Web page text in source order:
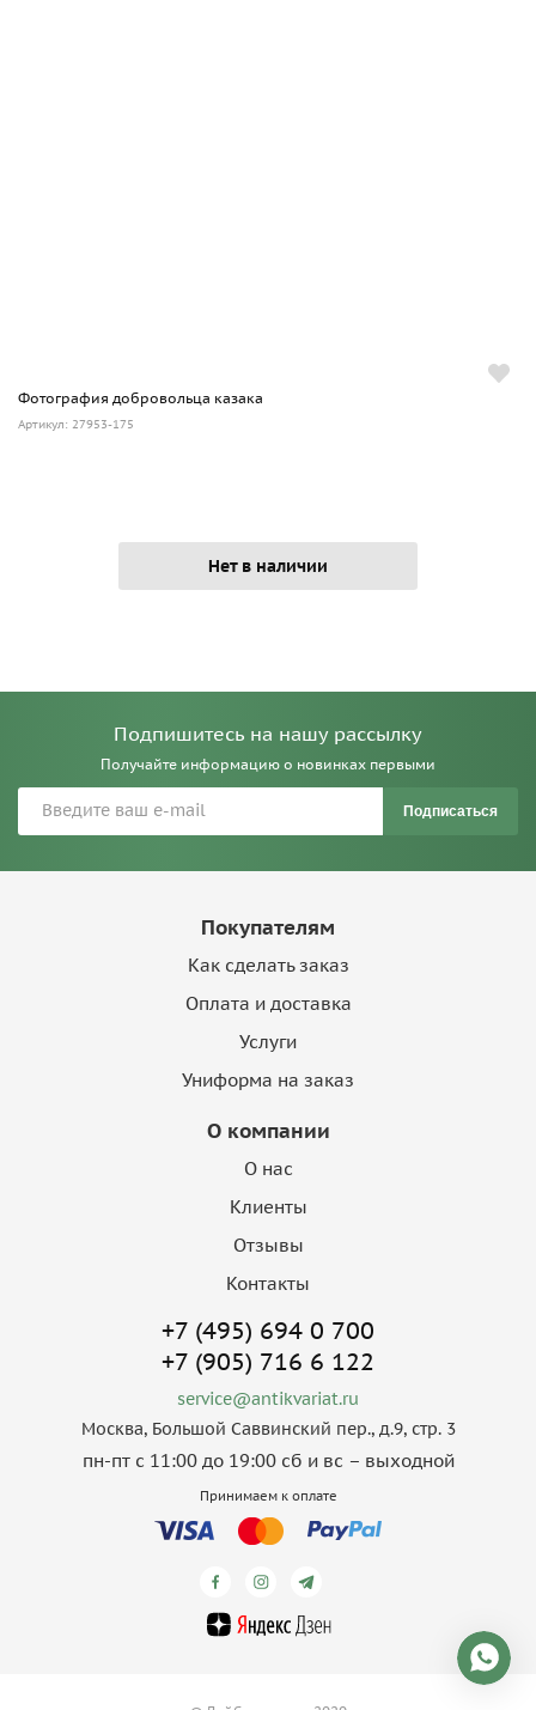
Фотография добровольца казака
Артикул: 27953-175
Нет в наличии
Подпишитесь на нашу рассылку
Получайте информацию о новинках первыми
Подписаться
Покупателям
Как сделать заказ
Оплата и доставка
Услуги
Униформа на заказ
О компании
О нас
Клиенты
Отзывы
Контакты
+7 (495) 694 0 700
+7 (905) 716 6 122
service@antikvariat.ru
Москва, Большой Саввинский пер., д.9, стр. 3
пн-пт с 11:00 до 19:00 сб и вс – выходной
Принимаем к оплате